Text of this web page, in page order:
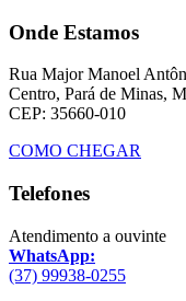
Onde Estamos
Rua Major Manoel
Centro, Pará de Minas,
CEP: 35660-010
COMO CHEGAR
Telefones
Atendimento a ouvinte
WhatsApp:
(37) 99938-0255